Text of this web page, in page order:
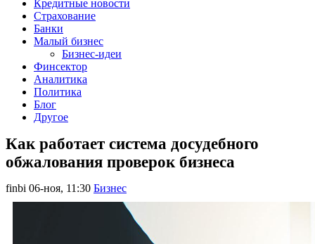
Кредитные новости
Страхование
Банки
Малый бизнес
Бизнес-идеи
Финсектор
Аналитика
Политика
Блог
Другое
Как работает система досудебного
обжалования проверок бизнеса
finbi 06-ноя, 11:30 Бизнес